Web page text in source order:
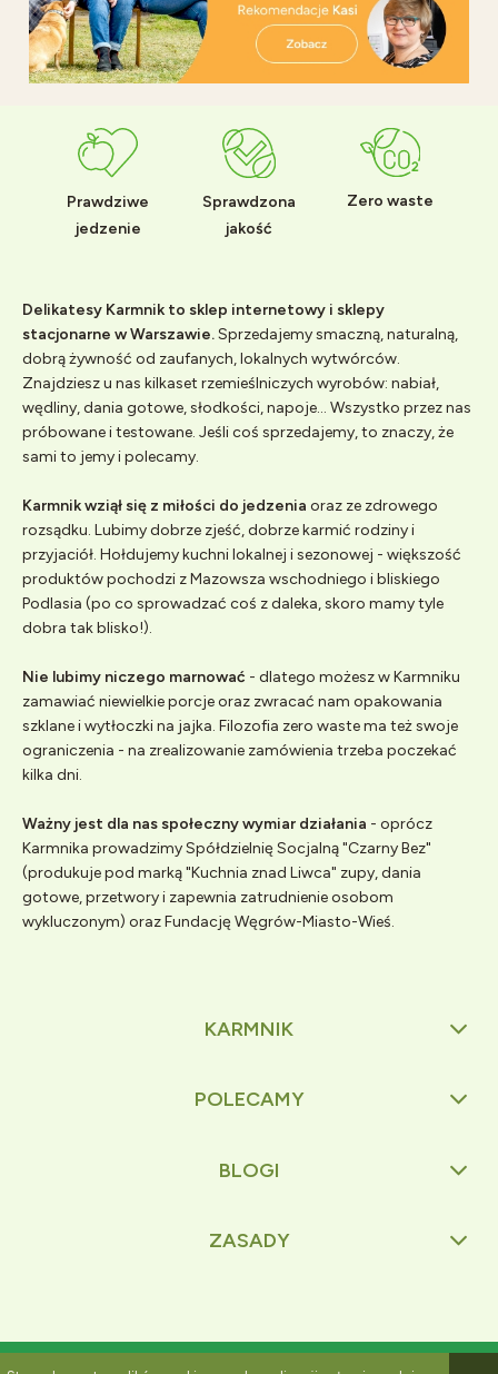
Prawdziwe
jedzenie
Sprawdzona
jakość
Zero waste
KARMNIK
POLECAMY
BLOGI
ZASADY
Delikatesy Karmnik to sklep internetowy i sklepy
stacjonarne w Warszawie.Sprzedajemy smaczną, naturalną,
dobrą żywność od zaufanych, lokalnych wytwórców.
Znajdziesz u nas kilkaset rzemieślniczych wyrobów: nabiał,
wędliny, dania gotowe, słodkości, napoje... Wszystko przez nas
próbowane i testowane. Jeśli coś sprzedajemy, to znaczy, że
sami to jemy i polecamy.
Karmnik wziął się z miłości do jedzenia oraz ze zdrowego
rozsądku. Lubimy dobrze zjeść, dobrze karmić rodziny i
przyjaciół. Hołdujemy kuchni lokalnej i sezonowej - większość
produktów pochodzi z Mazowsza wschodniego i bliskiego
Podlasia (po co sprowadzać coś z daleka, skoro mamy tyle
dobra tak blisko!).
Nie lubimy niczego marnować - dlatego możesz w Karmniku
zamawiać niewielkie porcje oraz zwracać nam opakowania
szklane i wytłoczki na jajka. Filozofia zero waste ma też swoje
ograniczenia - na zrealizowanie zamówienia trzeba poczekać
kilka dni.
Ważny jest dla nas społeczny wymiar działania - oprócz
Karmnika prowadzimy Spółdzielnię Socjalną "Czarny Bez"
(produkuje pod marką "Kuchnia znad Liwca" zupy, dania
gotowe, przetwory i zapewnia zatrudnienie osobom
wykluczonym) oraz Fundację Węgrów-Miasto-Wieś.